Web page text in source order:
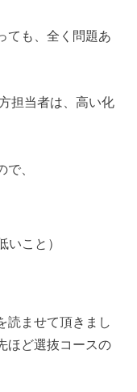
ても、全く問題あ
担当者は、高い化
、
こと）
読ませて頂きまし
ほど選抜コースの